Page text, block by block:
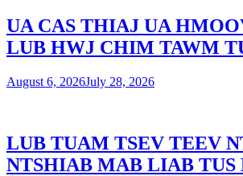
UA CAS THIAJ UA
LUB HWJ CHIM TAWM
August 6, 2026July 28, 2026
LUB TUAM TSEV TEEV
NTSHIAB MAB LIAB TUS